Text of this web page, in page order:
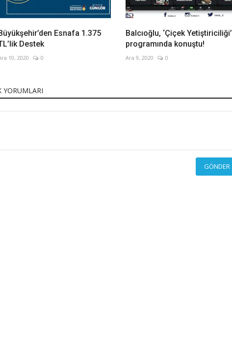
Esnafa 1.375
Destek
10, 2020 0
Balcıoğlu, ‘Çiçek Yetiştiriciliği’
programında konuştu!
Ara 9, 2020 0
YORUMLARI
GÖNDER